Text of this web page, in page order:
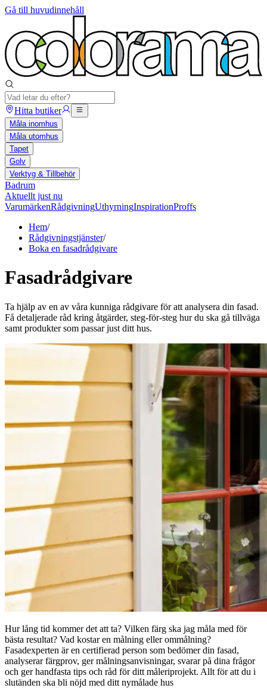
Gå till huvudinnehåll
Hitta butiker
Måla inomhus
Måla utomhus
Tapet
Golv
Verktyg & Tillbehör
Badrum
Aktuellt just nu
VarumärkenRådgivningUthyrningInspirationProffs
Hem/
Rådgivningstjänster/
Boka en fasadrådgivare
Fasadrådgivare
Ta hjälp av en av våra kunniga rådgivare för att analysera din fasad.
Få detaljerade råd kring åtgärder, steg-för-steg hur du ska gå tillväga
samt produkter som passar just ditt hus.
Hur lång tid kommer det att ta? Vilken färg ska jag måla med för
bästa resultat? Vad kostar en målning eller ommålning?
Fasadexperten är en certifierad person som bedömer din fasad,
analyserar färgprov, ger målningsanvisningar, svarar på dina frågor
och ger handfasta tips och råd för ditt måleriprojekt. Allt för att du i
slutänden ska bli nöjd med ditt nymålade hus